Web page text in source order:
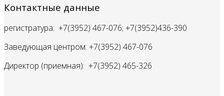
Контактные данные
регистратура: +7(3952) 467-076; +7(3952)436-390
Заведующая центром: +7(3952) 467-076
Директор (приемная): +7(3952) 465-326